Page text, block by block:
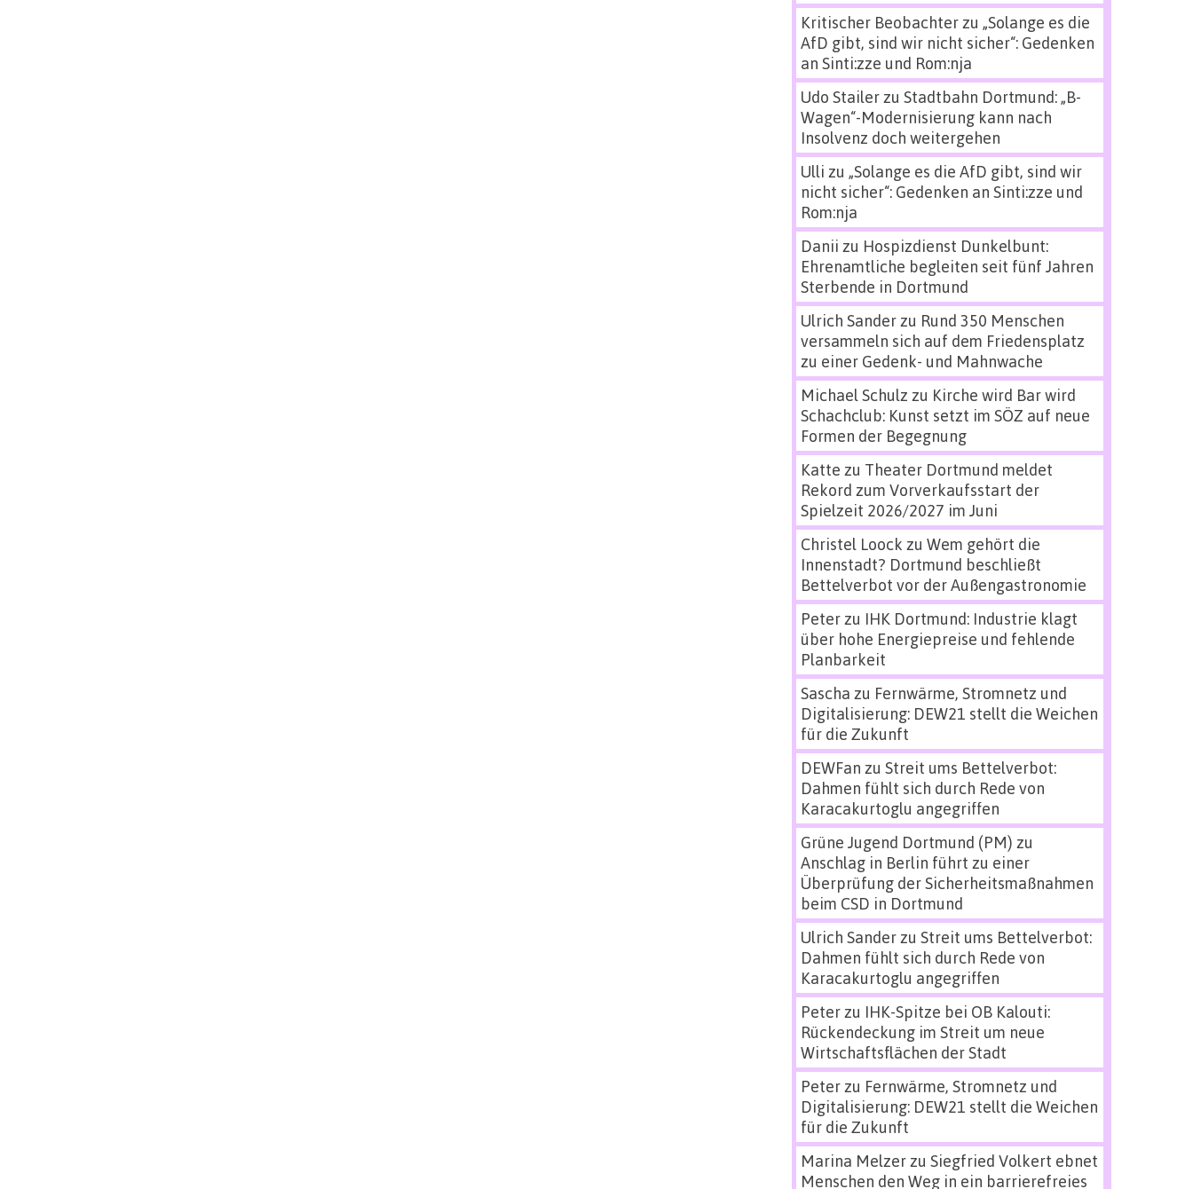
Kritischer Beobachterzu „Solange es die
AfD gibt, sind wir nicht sicher“: Gedenken
an Sinti:zze und Rom:nja
Udo Stailerzu Stadtbahn Dortmund: „B-
Wagen“-Modernisierung kann nach
Insolvenz doch weitergehen
Ulli zu „Solange es die AfD gibt, sind wir
nicht sicher“: Gedenken an Sinti:zze und
Rom:nja
Danii zu Hospizdienst Dunkelbunt:
Ehrenamtliche begleiten seit fünf Jahren
Sterbende in Dortmund
Ulrich Sanderzu Rund 350 Menschen
versammeln sich auf dem Friedensplatz
zu einer Gedenk- und Mahnwache
Michael Schulz zu Kirche wird Bar wird
Schachclub: Kunst setzt im SÖZ auf neue
Formen der Begegnung
Katte zu Theater Dortmund meldet
Rekord zum Vorverkaufsstart der
Spielzeit 2026/2027 im Juni
Christel Loock zu Wem gehört die
Innenstadt? Dortmund beschließt
Bettelverbot vor der Außengastronomie
Peterzu IHK Dortmund: Industrie klagt
über hohe Energiepreise und fehlende
Planbarkeit
Sascha zu Fernwärme, Stromnetz und
Digitalisierung: DEW21 stellt die Weichen
für die Zukunft
DEWFan zu Streit ums Bettelverbot:
Dahmen fühlt sich durch Rede von
Karacakurtoglu angegriffen
Grüne Jugend Dortmund (PM) zu
Anschlag in Berlin führt zu einer
Überprüfung der Sicherheitsmaßnahmen
beim CSD in Dortmund
Ulrich Sanderzu Streit ums Bettelverbot:
Dahmen fühlt sich durch Rede von
Karacakurtoglu angegriffen
Peterzu IHK-Spitze bei OB Kalouti:
Rückendeckung im Streit um neue
Wirtschaftsflächen der Stadt
Peterzu Fernwärme, Stromnetz und
Digitalisierung: DEW21 stellt die Weichen
für die Zukunft
Marina Melzerzu Siegfried Volkert ebnet
Menschen den Weg in ein barrierefreies